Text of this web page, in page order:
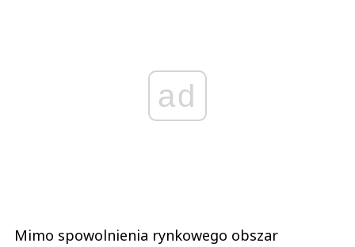
ad
Mimo spowolnienia rynkowego obszar